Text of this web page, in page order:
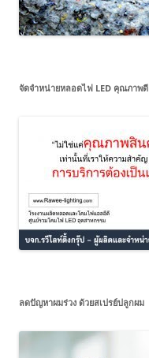
จัดจำหน่ายหลอดไฟ LED คุณภาพดี
ลดปัญหาผมร่วง ด้วยสเปรย์ปลูกผม